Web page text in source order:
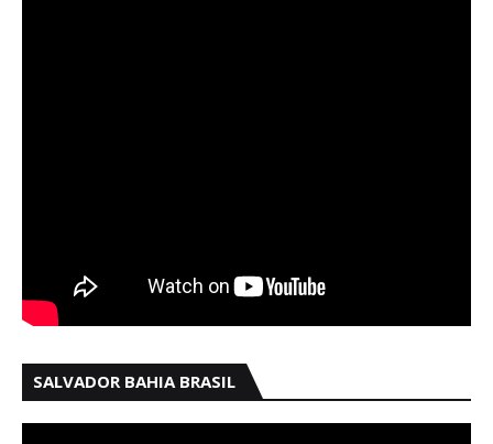
SALVADOR BAHIA BRASIL